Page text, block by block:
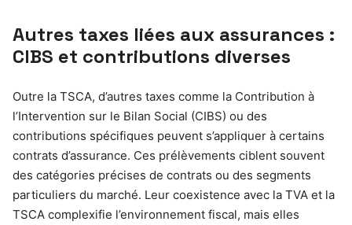
Autres taxes liées aux assurances :
CIBS et contributions diverses
Outre la TSCA, d’autres taxes comme la Contribution à
l’Intervention sur le Bilan Social (CIBS) ou des
contributions spécifiques peuvent s’appliquer à certains
contrats d’assurance. Ces prélèvements ciblent souvent
des catégories précises de contrats ou des segments
particuliers du marché. Leur coexistence avec la TVA et la
TSCA complexifie l’environnement fiscal, mais elles